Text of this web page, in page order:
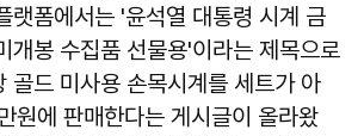
랫폼에서는 '윤석열 대통령 시계 금
개봉 수집품 선물용'이라는 제목으로
골드 미사용 손목시계를 세트가 아
원에 판매한다는 게시글이 올라왔